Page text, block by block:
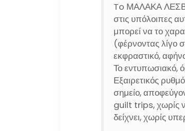
To ΜΑΛΑΚΑ
στις υπόλοιπες
μπορεί να το
(φέρνοντας λίγο
εκφραστικό,
Το εντυπωσιακό,
Εξαιρετικός
σημείο,
guilt trips, χωρίς
δείχνει, χωρίς